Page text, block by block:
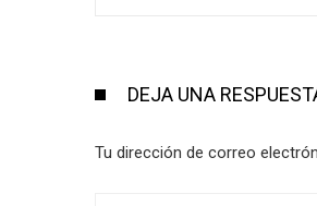
DEJA UNA
Tu dirección de correo